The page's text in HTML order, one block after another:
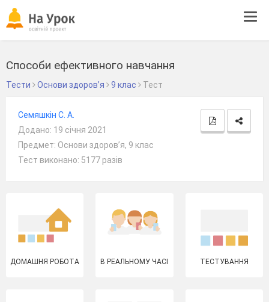
Способи ефективного навчання
Тести Основи здоров’я 9 клас Тест
Семяшкін С. А.
Додано: 19 січня 2021
Предмет: Основи здоров’я, 9 клас
Тест виконано: 5177 разів
ДОМАШНЯ РОБОТА В РЕАЛЬНОМУ ЧАСІ ТЕСТУВАННЯ